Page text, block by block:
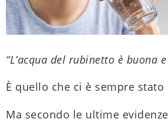
“L’acqua del rubinetto è buona
È quello che ci è sempre
Ma secondo le ultime